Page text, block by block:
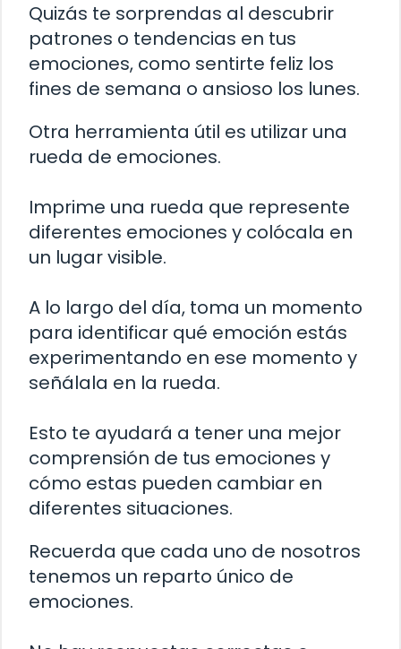
Quizás te sorprendas al descubrir
patrones o tendencias en tus
emociones, como sentirte feliz los
fines de semana o ansioso los lunes.
Otra herramienta útil es utilizar una
rueda de emociones.
Imprime una rueda que represente
diferentes emociones y colócala en
un lugar visible.
A lo largo del día, toma un momento
para identificar qué emoción estás
experimentando en ese momento y
señálala en la rueda.
Esto te ayudará a tener una mejor
comprensión de tus emociones y
cómo estas pueden cambiar en
diferentes situaciones.
Recuerda que cada uno de nosotros
tenemos un reparto único de
emociones.